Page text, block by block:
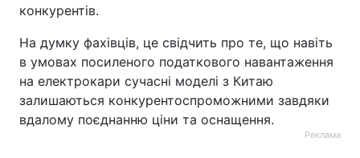
конкурентів.
На думку фахівців, це свідчить про те, що навіть
в умовах посиленого податкового навантаження
на електрокари сучасні моделі з Китаю
залишаються конкурентоспроможними завдяки
вдалому поєднанню ціни та оснащення.
Реклама